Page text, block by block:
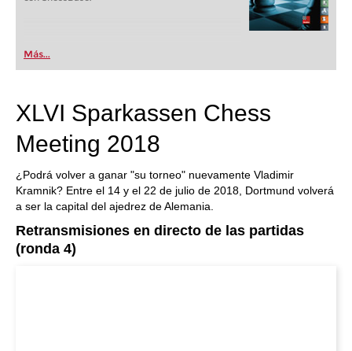
Más...
XLVI Sparkassen Chess
Meeting 2018
¿Podrá volver a ganar "su torneo" nuevamente Vladimir
Kramnik? Entre el 14 y el 22 de julio de 2018, Dortmund volverá
a ser la capital del ajedrez de Alemania.
Retransmisiones en directo de las partidas
(ronda 4)